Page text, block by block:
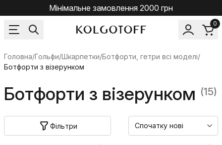
Мінімальне замовлення 2000 грн
0
Головна/Гольфи/Шкарпетки/Ботфорти, гетри всі моделі/
Ботфорти з візерунком
Ботфорти з візерунком (15)
Фільтри